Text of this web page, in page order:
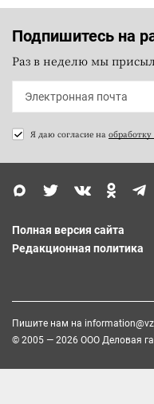
Подпишитесь на
Раз в неделю мы
Я даю согласие на
Полная версия сайта
Редакционная политика
Пишите нам на
© 2005 — 2026 ООО Деловая